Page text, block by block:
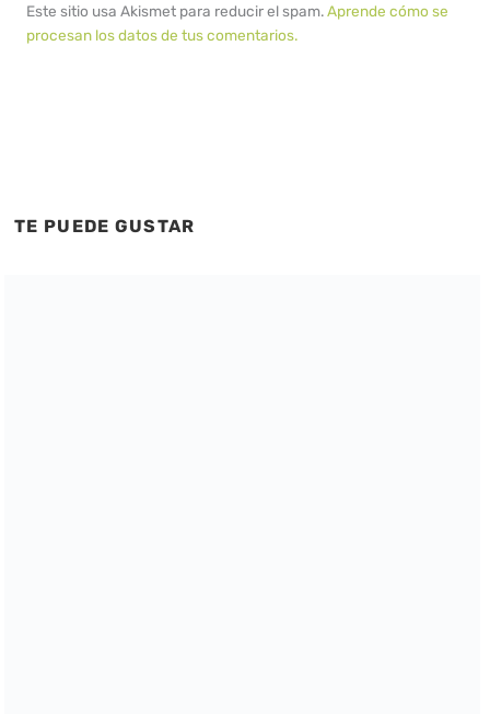
Este sitio usa Akismet para reducir el spam.Aprende cómo se
procesan los datos de tus comentarios.
TE PUEDE GUSTAR